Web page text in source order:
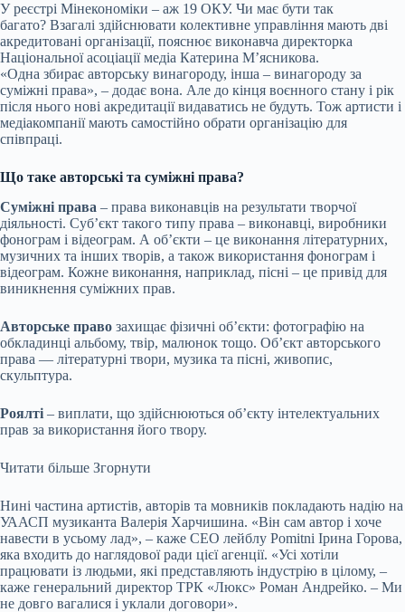
У реєстрі Мінекономіки – аж 19 ОКУ. Чи має бути так
багато? Взагалі здійснювати колективне управління мають дві
акредитовані організації, пояснює виконавча директорка
Національної асоціації медіа Катерина М’ясникова.
«Одна збирає авторську винагороду, інша – винагороду за
суміжні права», – додає вона. Але до кінця воєнного стану і рік
після нього нові акредитації видаватись не будуть. Тож артисти і
медіакомпанії мають самостійно обрати організацію для
співпраці.
Що таке авторські та суміжні права?
Суміжні права – права виконавців на результати творчої
діяльності. Субʼєкт такого типу права – виконавці, виробники
фонограм і відеограм. А обʼєкти – це виконання літературних,
музичних та інших творів, а також використання фонограм і
відеограм. Кожне виконання, наприклад, пісні – це привід для
виникнення суміжних прав.
Авторське право захищає фізичні обʼєкти: фотографію на
обкладинці альбому, твір, малюнок тощо. Обʼєкт авторського
права — літературні твори, музика та пісні, живопис,
скульптура.
Роялті – виплати, що здійснюються обʼєкту інтелектуальних
прав за використання його твору.
Читати більше Згорнути
Нині частина артистів, авторів та мовників покладають надію на
УААСП музиканта Валерія Харчишина. «Він сам автор і хоче
навести в усьому лад», – каже СЕО лейблу Pomitni Ірина Горова,
яка входить до наглядової ради цієї агенції. «Усі хотіли
працювати із людьми, які представляють індустрію в цілому, –
каже генеральний директор ТРК «Люкс» Роман Андрейко. – Ми
не довго вагалися і уклали договори».